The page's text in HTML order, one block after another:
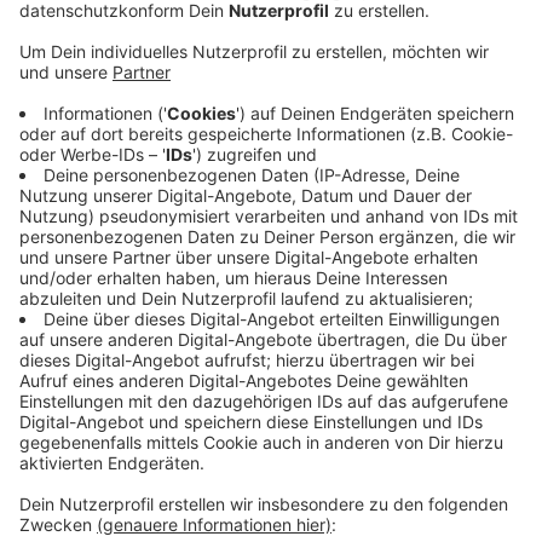
Veröffentlicht:Freitag, 11.12.2020 17:27
Anzeige
Ab Montag, den 14.12. fällt wegen der aktuellen
Coronaentwicklungen derPräsenzunterricht an den
Schulen in NRW aus. Auch die gemeinsame
Musikschule der KommunenBorken, Heiden, Raesfeld,
Reken und Velen stellt den Präsenzunterricht bis Ende
des Jahres ein. Dort wo es möglich ist, soll in der
letzten Schulwoche vor den Weihnachtsferien digital
unterrichtet werden. Die Musikschule wird mit Eltern
bzw. Schülern Kontakt aufnehmen und den Online-
Unterricht abstimmen.
Anzeige